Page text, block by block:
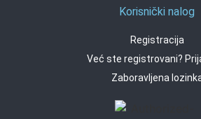
Korisnički nalog
Registracija
Već ste registrovani?
Zaboravljena